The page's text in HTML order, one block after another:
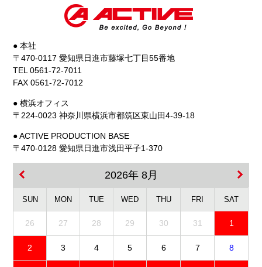
● 本社
〒470-0117 愛知県日進市藤塚七丁目55番地
TEL 0561-72-7011
FAX 0561-72-7012
● 横浜オフィス
〒224-0023 神奈川県横浜市都筑区東山田4-39-18
● ACTIVE PRODUCTION BASE
〒470-0128 愛知県日進市浅田平子1-370
2026年 8月
SUN MON TUE WED THU FRI SAT
26 27 28 29 30 31 1
2 3 4 5 6 7 8